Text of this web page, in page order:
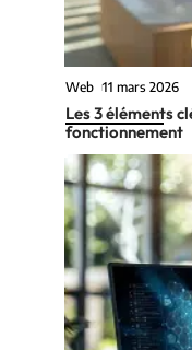
Web 11 mars 2026
Les 3 éléments
fonctionnement